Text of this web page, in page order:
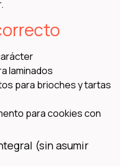
laminados
para brioches y tartas
para cookies con
(sin asumir